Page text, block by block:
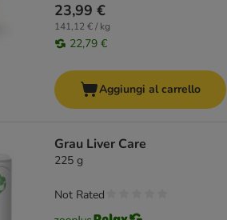
23,99 €
141,12 € / kg
22,79 €
Aggiungi al carrello
Grau Liver Care
225 g
Not Rated